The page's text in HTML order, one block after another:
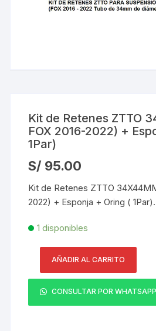
Kit de Retenes ZTTO
FOX 2016-2022) +
1Par)
S/ 95.00
Kit de Retenes ZTTO
2022) + Esponja + Oring ( 1Par).
1 disponibles
de
Retenes
ZTTO
AÑADIR AL CARRITO
CONSULTAR POR WHATSAPP